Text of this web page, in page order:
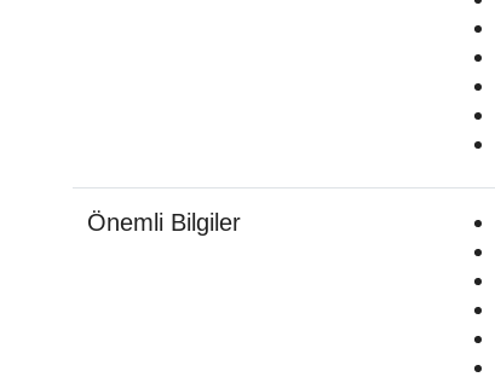
Önemli Bilgiler